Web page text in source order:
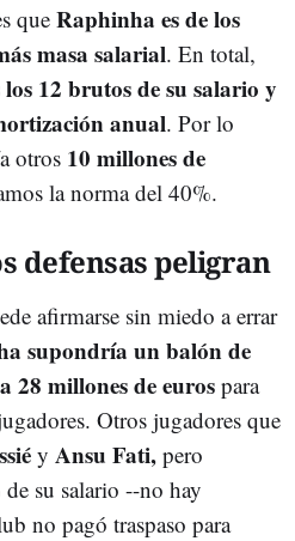
que Raphinha es de los
masa salarial. En total,
12 brutos de su salario y
anual. Por lo
otros 10 millones de
la norma del 40%.
defensas peligran
afirmarse sin miedo a errar
supondría un balón de
28 millones de euros para
Otros jugadores que
y Ansu Fati, pero
su salario --no hay
no pagó traspaso para